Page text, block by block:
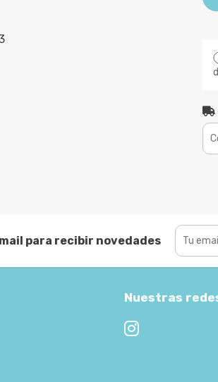
para recibir novedades
Nuestras